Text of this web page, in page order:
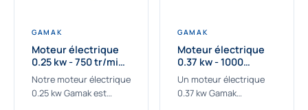
GAMAK
Moteur électrique
0.25 kw - 750 tr/min -
230/400V - IE3
Notre moteur électrique
0.25 kw Gamak est
GAMAK
Moteur électrique
0.37 kw - 1000
Tr/min - 230/400V -
IE2
Un moteur électrique
0.37 kw Gamak